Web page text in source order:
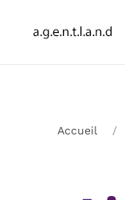
Accueil